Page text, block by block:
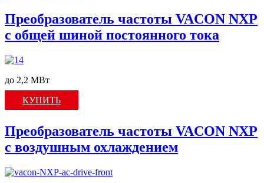
Преобразователь частоты VACON NXP
с общей шиной постоянного тока
до 2,2 МВт
КУПИТЬ
Преобразователь частоты VACON NXP
c воздушным охлаждением